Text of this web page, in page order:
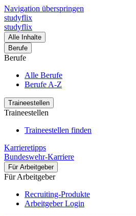
Navigation überspringen
studyflix
studyflix
Alle Inhalte
Berufe
Berufe
Alle Berufe
Berufe A-Z
Traineestellen
Traineestellen
Traineestellen finden
Karrieretipps
Bundeswehr-Karriere
Für Arbeitgeber
Für Arbeitgeber
Recruiting-Produkte
Arbeitgeber Login